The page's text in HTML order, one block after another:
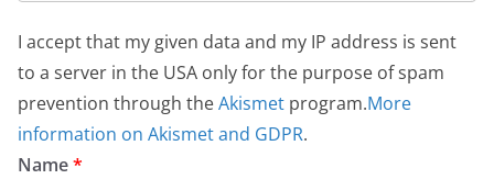
I accept that my given data and my IP address is sent
to a server in the USA only for the purpose of spam
prevention through theAkismet program.More
information on Akismet and GDPR.
Name*